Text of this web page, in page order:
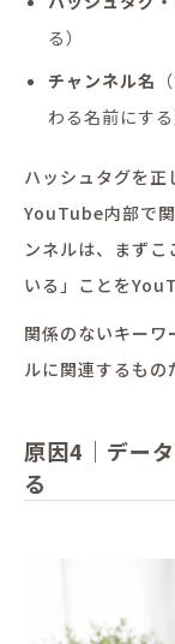
る）
チャンネル名
わる名前にする
ハッシュタグを正
YouTube内部で
ンネルは、まず
いる」ことを
関係のないキーワ
ルに関連するもの
原因4｜デー
る